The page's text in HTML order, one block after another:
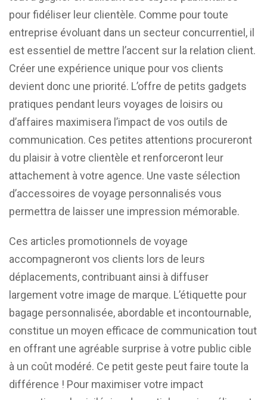
pour fidéliser leur clientèle. Comme pour toute
entreprise évoluant dans un secteur concurrentiel, il
est essentiel de mettre l’accent sur la relation client.
Créer une expérience unique pour vos clients
devient donc une priorité. L’offre de petits gadgets
pratiques pendant leurs voyages de loisirs ou
d’affaires maximisera l’impact de vos outils de
communication. Ces petites attentions procureront
du plaisir à votre clientèle et renforceront leur
attachement à votre agence. Une vaste sélection
d’accessoires de voyage personnalisés vous
permettra de laisser une impression mémorable.
Ces articles promotionnels de voyage
accompagneront vos clients lors de leurs
déplacements, contribuant ainsi à diffuser
largement votre image de marque. L’étiquette pour
bagage personnalisée, abordable et incontournable,
constitue un moyen efficace de communication tout
en offrant une agréable surprise à votre public cible
à un coût modéré. Ce petit geste peut faire toute la
différence ! Pour maximiser votre impact